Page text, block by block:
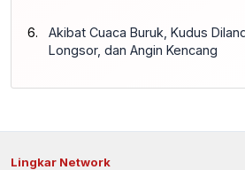
Akibat Cuaca Buruk, Kudus
Longsor, dan Angin Kencang
Lingkar Network